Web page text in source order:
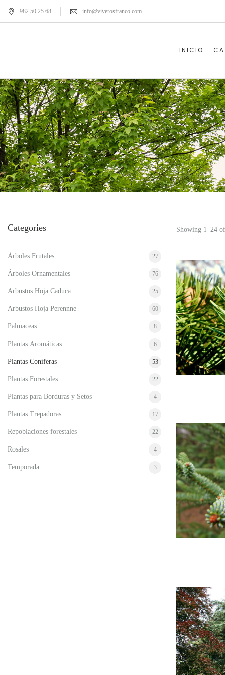
982 50 25 68 info@viverosfranco.com
INICIO
Categories
Árboles Frutales 27
Árboles Ornamentales 76
Arbustos Hoja Caduca 25
Arbustos Hoja Perennne 60
Palmaceas 8
Plantas Aromáticas 6
Plantas Coníferas 53
Plantas Forestales 22
Plantas para Borduras y Setos 4
Plantas Trepadoras 17
Repoblaciones forestales 22
Rosales 4
Temporada 3
Showing 1–24